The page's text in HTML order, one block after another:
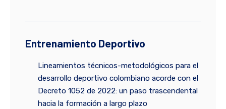
Entrenamiento Deportivo
Lineamientos técnicos-metodológicos para el
desarrollo deportivo colombiano acorde con el
Decreto 1052 de 2022: un paso trascendental
hacia la formación a largo plazo